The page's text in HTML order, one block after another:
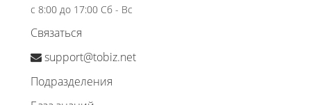
с 8:00 до 17:00 Сб - Вс
Связаться
support@tobiz.net
Подразделения